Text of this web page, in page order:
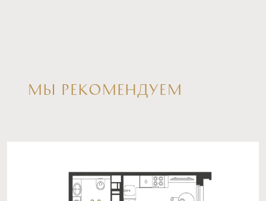
ставка
1-й взнос
Подать заявку
МЫ РЕКОМЕНДУЕМ